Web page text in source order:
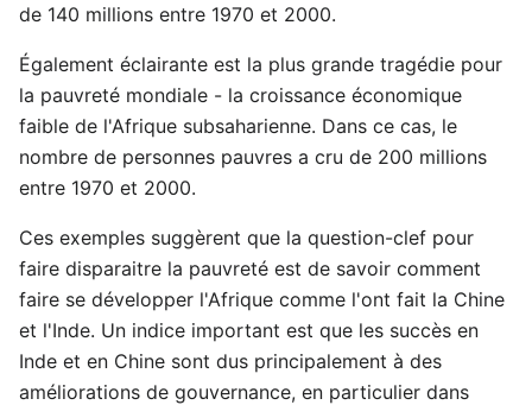
de 140 millions entre 1970 et 2000.
Également éclairante est la plus grande tragédie pour
la pauvreté mondiale - la croissance économique
faible de l'Afrique subsaharienne. Dans ce cas, le
nombre de personnes pauvres a cru de 200 millions
entre 1970 et 2000.
Ces exemples suggèrent que la question-clef pour
faire disparaitre la pauvreté est de savoir comment
faire se développer l'Afrique comme l'ont fait la Chine
et l'Inde. Un indice important est que les succès en
Inde et en Chine sont dus principalement à des
améliorations de gouvernance, en particulier dans